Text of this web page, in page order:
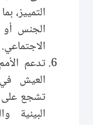
التمييز،
الجنس أو
الاجتماعي.
تدعم
العيش
تشجع على
البيئية